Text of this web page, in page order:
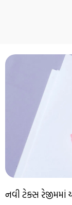
નવી ટેક્સ રેજીમમાં